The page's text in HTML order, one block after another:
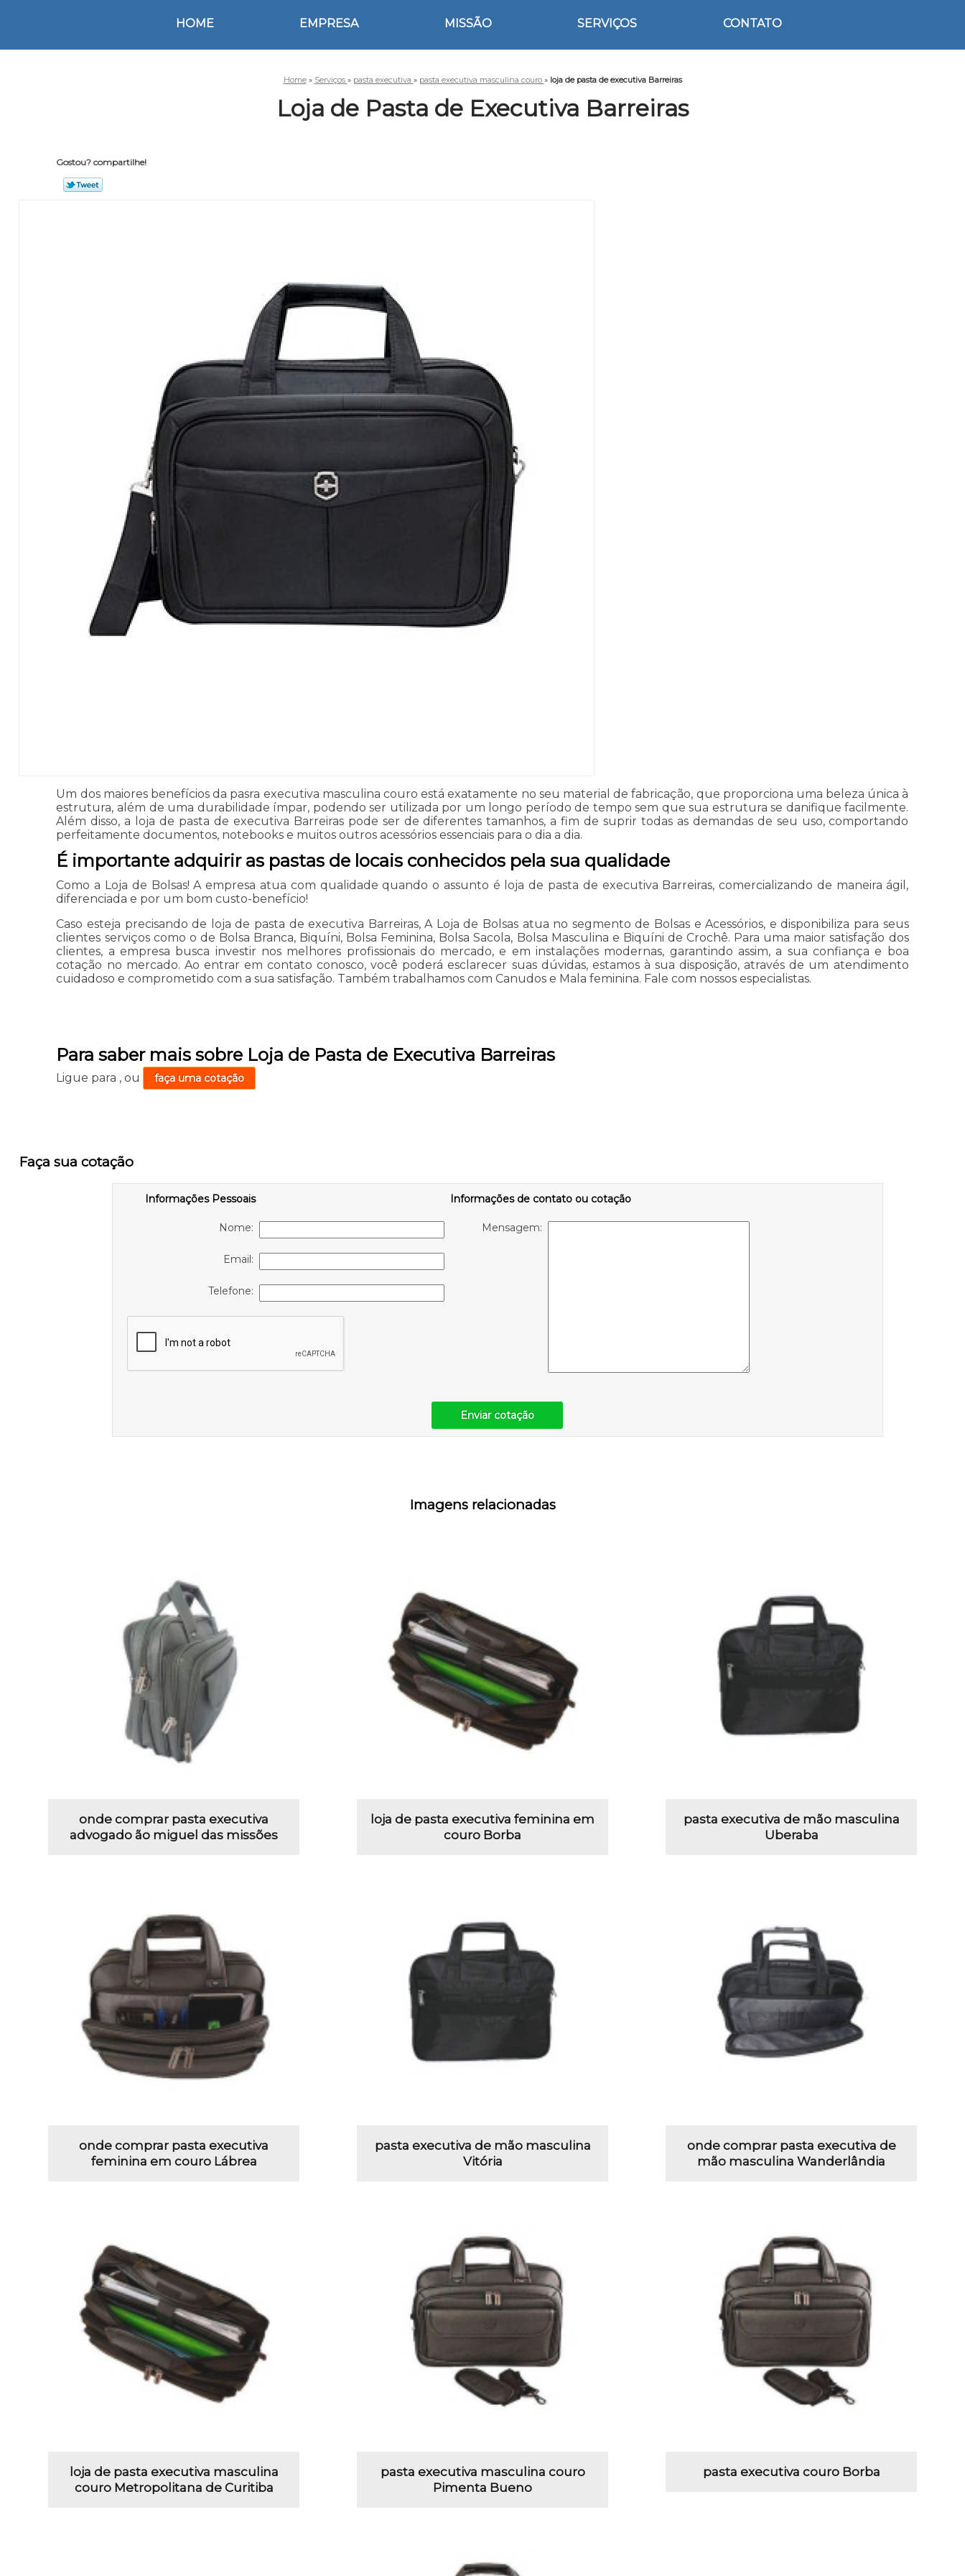
HOME EMPRESA MISSÃO SERVIÇOS CONTATO
Home » Serviços » pasta executiva » pasta executiva masculina couro » loja de pasta de executiva Barreiras
Loja de Pasta de Executiva Barreiras
Gostou? compartilhe!
Um dos maiores benefícios da pasra executiva masculina couro está exatamente no seu material de fabricação, que proporciona uma beleza única à
estrutura, além de uma durabilidade ímpar, podendo ser utilizada por um longo período de tempo sem que sua estrutura se danifique facilmente.
Além disso, a loja de pasta de executiva Barreiras pode ser de diferentes tamanhos, a fim de suprir todas as demandas de seu uso, comportando
perfeitamente documentos, notebooks e muitos outros acessórios essenciais para o dia a dia.
É importante adquirir as pastas de locais conhecidos pela sua qualidade
Como a Loja de Bolsas! A empresa atua com qualidade quando o assunto é loja de pasta de executiva Barreiras, comercializando de maneira ágil,
diferenciada e por um bom custo-benefício!
Caso esteja precisando de loja de pasta de executiva Barreiras, A Loja de Bolsas atua no segmento de Bolsas e Acessórios, e disponibiliza para seus
clientes serviços como o de Bolsa Branca, Biquíni, Bolsa Feminina, Bolsa Sacola, Bolsa Masculina e Biquíni de Crochê. Para uma maior satisfação dos
clientes, a empresa busca investir nos melhores profissionais do mercado, e em instalações modernas, garantindo assim, a sua confiança e boa
cotação no mercado. Ao entrar em contato conosco, você poderá esclarecer suas dúvidas, estamos à sua disposição, através de um atendimento
cuidadoso e comprometido com a sua satisfação. Também trabalhamos com Canudos e Mala feminina. Fale com nossos especialistas.
Para saber mais sobre Loja de Pasta de Executiva Barreiras
Ligue para ,ou faça uma cotação
Faça sua cotação
Informações Pessoais
Nome:
Email:
Telefone:
Informações de contato ou cotação
Mensagem:
Enviar cotação
Imagens relacionadas
onde comprar pasta executiva
advogado ão miguel das missões
loja de pasta executiva feminina em
couro Borba
pasta executiva de mão masculina
Uberaba
onde comprar pasta executiva
feminina em couro Lábrea
pasta executiva de mão masculina
Vitória
onde comprar pasta executiva de
mão masculina Wanderlândia
loja de pasta executiva masculina
couro Metropolitana de Curitiba
pasta executiva masculina couro
Pimenta Bueno
pasta executiva couro Borba